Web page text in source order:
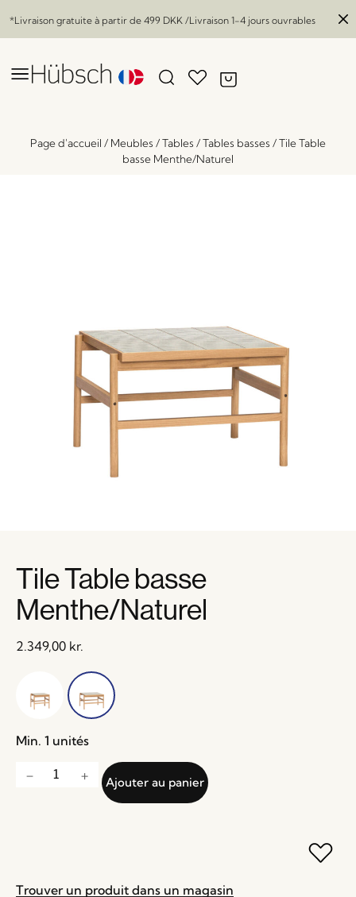
*Livraison gratuite à partir de 499 DKK /Livraison 1-4 jours ouvrables
Page d'accueil / Meubles /Tables /Tables basses /Tile Table
basse Menthe/Naturel
Tile Table basse
Menthe/Naturel
2.349,00 kr.
Min. 1 unités
Ajouter au panier
Trouver un produit dans un magasin